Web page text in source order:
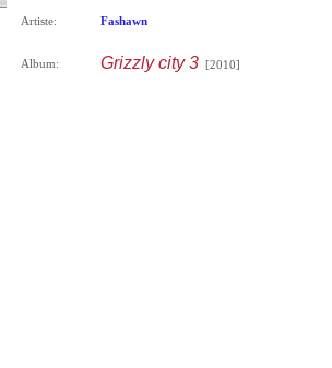
Artiste: Fashawn
Album: Grizzly city 3[2010]